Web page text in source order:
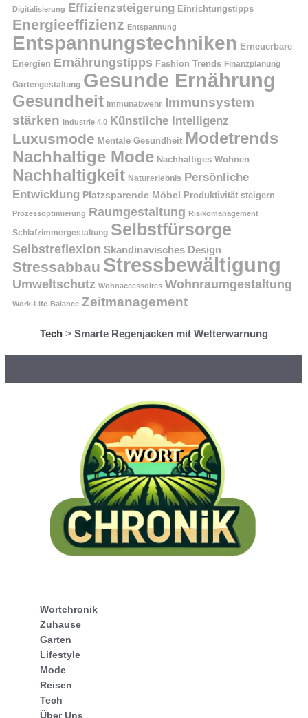
Digitalisierung Effizienzsteigerung Einrichtungstipps
Energieeffizienz Entspannung
Entspannungstechniken Erneuerbare
Energien Ernährungstipps Fashion Trends Finanzplanung
Gartengestaltung Gesunde Ernährung
Gesundheit Immunabwehr Immunsystem
stärken
Industrie 4.0 Künstliche Intelligenz
Luxusmode Mentale Gesundheit Modetrends
Nachhaltige Mode Nachhaltiges Wohnen
Nachhaltigkeit Naturerlebnis Persönliche
Entwicklung Platzsparende Möbel Produktivität steigern
Prozessoptimierung Raumgestaltung Risikomanagement
Schlafzimmergestaltung Selbstfürsorge
Selbstreflexion Skandinavisches Design
Stressabbau Stressbewältigung
Umweltschutz Wohnaccessoires Wohnraumgestaltung
Work-Life-Balance Zeitmanagement
Tech > Smarte Regenjacken mit Wetterwarnung
Wortchronik
Zuhause
Garten
Lifestyle
Mode
Reisen
Tech
Über Uns